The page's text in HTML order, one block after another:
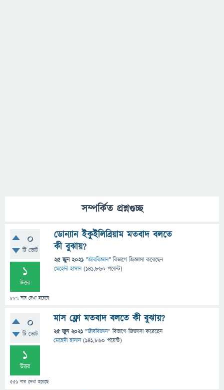
সম্পর্কিত প্রশ্নগুচ্ছ
0
টি ভোট
1
উত্তর
887 বার দেখা হয়েছে
ডোন্যান ইকুইলিব্রিয়াম মতবাদ বলতে
কী বুঝায়?
25 জুন 2021 "জীববিজ্ঞান" বিভাগে জিজ্ঞাসাকরেছেন
মেহেদী হাসান (141,860 পয়েন্ট)
0
টি ভোট
1
উত্তর
551 বার দেখা হয়েছে
মাস ফ্লো মতবাদ বলতে কী বুঝায়?
25 জুন 2021 "জীববিজ্ঞান" বিভাগে জিজ্ঞাসাকরেছেন
মেহেদী হাসান (141,860 পয়েন্ট)